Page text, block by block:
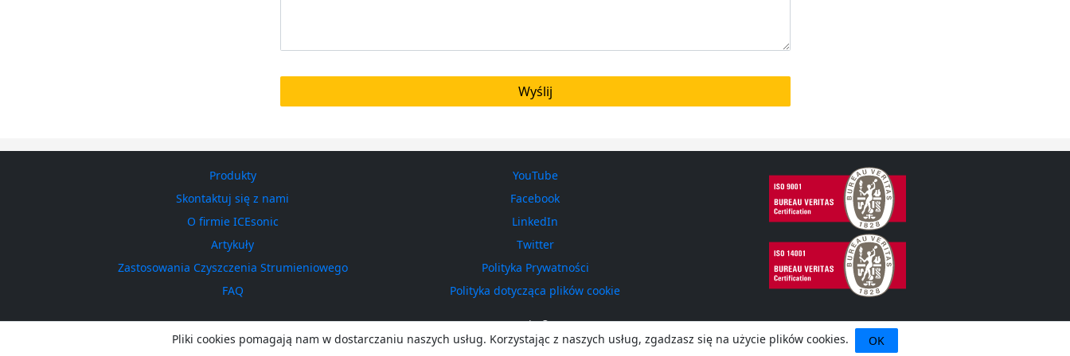
Produkty
Skontaktuj się z nami
O firmie ICEsonic
Artykuły
Zastosowania Czyszczenia Strumieniowego
FAQ
YouTube
Facebook
LinkedIn
Twitter
Polityka Prywatności
Polityka dotycząca plików cookie
ICEsonic © 2026
Pliki cookies pomagają nam w dostarczaniu naszych usług. Korzystając z naszych usług, zgadzasz się na użycie plików cookies.
OK